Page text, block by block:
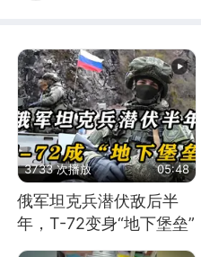
3733 次播放 05:48
俄军坦克兵潜伏敌后半
年，T-72变身“地下堡垒”